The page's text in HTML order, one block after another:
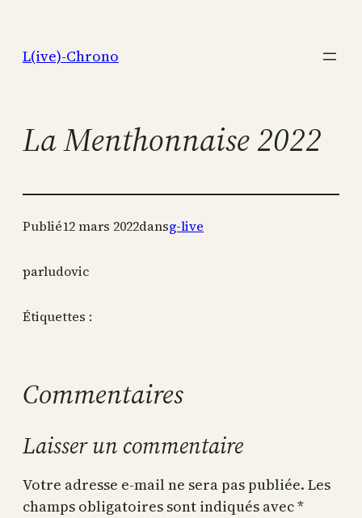
contenu
L(ive)-Chrono
La Menthonnaise 2022
Publié12 mars 2022dansg-live
parludovic
Étiquettes :
Commentaires
Laisser un commentaire
Votre adresse e-mail ne sera pas publiée. Les
champs obligatoires sont indiqués avec*